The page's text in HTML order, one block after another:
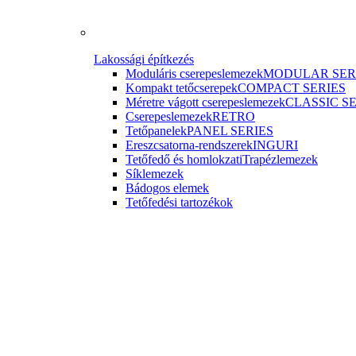
Lakossági építkezés
Moduláris cserepeslemezekMODULAR
Kompakt tetőcserepekCOMPACT SERIES
Méretre vágott cserepeslemezekCLASSIC
CserepeslemezekRETRO
TetőpanelekPANEL SERIES
Ereszcsatorna-rendszerekINGURI
Tetőfedő és homlokzatiTrapézlemezek
Síklemezek
Bádogos elemek
Tetőfedési tartozékok